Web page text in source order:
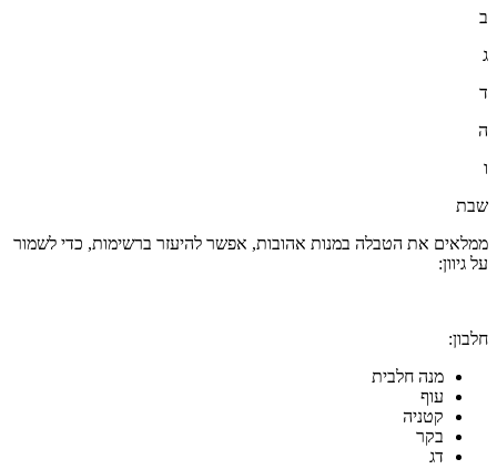
ב
ג
ד
ה
ו
שבת
ממלאים את הטבלה במנות אהובות, אפשר להיעזר ברשימות, כדי לשמור
על גיוון:
חלבון:
מנה חלבית
עוף
קטניה
בקר
דג